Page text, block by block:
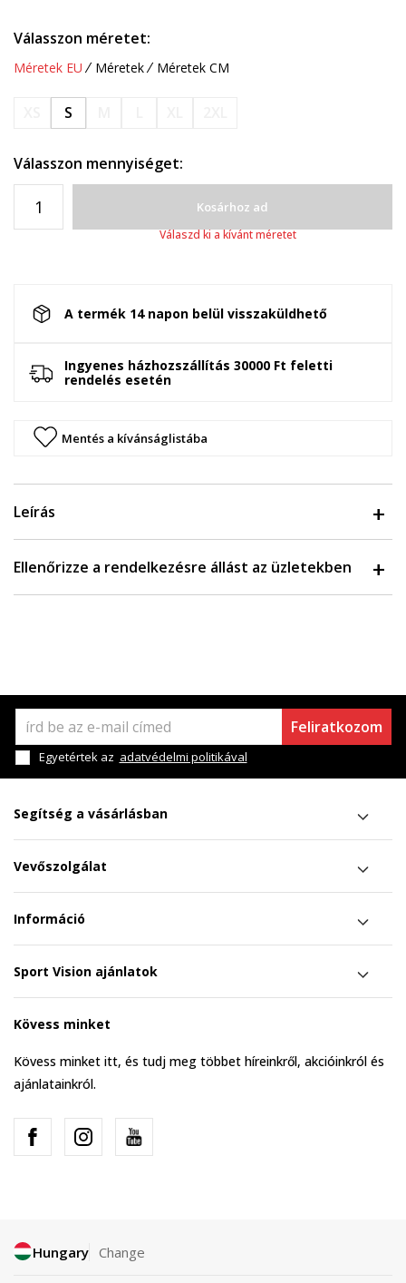
Válasszon méretet:
Méretek EU Méretek Méretek CM
S
Válasszon mennyiséget:
Kosárhoz ad
Válaszd ki a kívánt méretet
A termék 14 napon belül visszaküldhető
Ingyenes házhozszállítás 30000 Ft feletti
rendelés esetén
Mentés a kívánságlistába
Leírás
Ellenőrizze a rendelkezésre állást az üzletekben
Feliratkozom
Egyetértek az adatvédelmi politikával
Segítség a vásárlásban
Vevőszolgálat
Információ
Sport Vision ajánlatok
Kövess minket
Kövess minket itt, és tudj meg többet híreinkről, akcióinkról és
ajánlatainkról.
Hungary Change